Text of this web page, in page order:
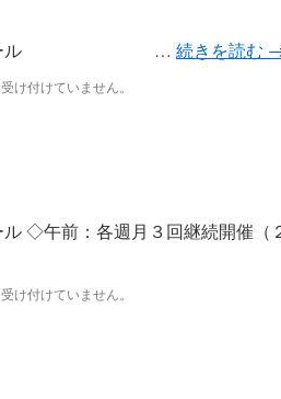
ケジュール … 続きを読む
け付けていません。
ル ◇午前：各週月３回継続開催
け付けていません。